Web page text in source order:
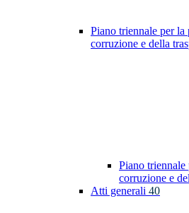
Piano triennale per la
corruzione e della
Piano triennale
corruzione e
Atti generali 40